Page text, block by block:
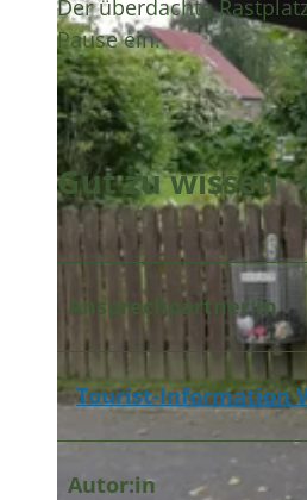
Der überdachte
Pause ein.
Gut zu wissen
Ansprechpartner:in
Tourist-Information
Autor:in